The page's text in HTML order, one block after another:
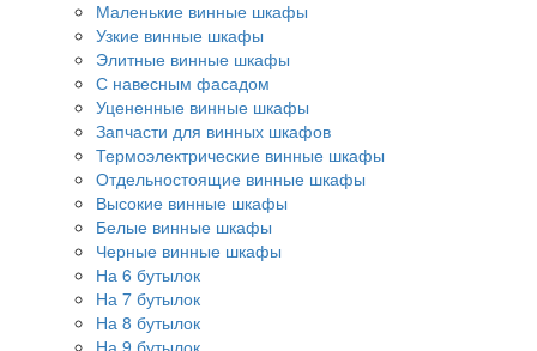
Маленькие винные шкафы
Узкие винные шкафы
Элитные винные шкафы
С навесным фасадом
Уцененные винные шкафы
Запчасти для винных шкафов
Термоэлектрические винные шкафы
Отдельностоящие винные шкафы
Высокие винные шкафы
Белые винные шкафы
Черные винные шкафы
На 6 бутылок
На 7 бутылок
На 8 бутылок
На 9 бутылок